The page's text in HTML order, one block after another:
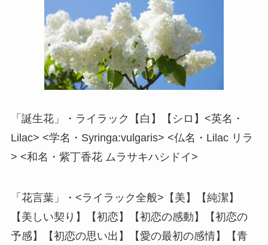
「誕生花」・ライラック【白】【シロ】<英名・
Lilac> <学名・Syringa:vulgaris> <仏名・Lilac リラ
> <和名・紫丁香花 ムラサキハシドイ>
「花言葉」・<ライラック全般>【美】【純潔】
【美しい契り】【初恋】【初恋の感動】【初恋の
予感】【初恋の思い出】【愛の最初の感情】【青